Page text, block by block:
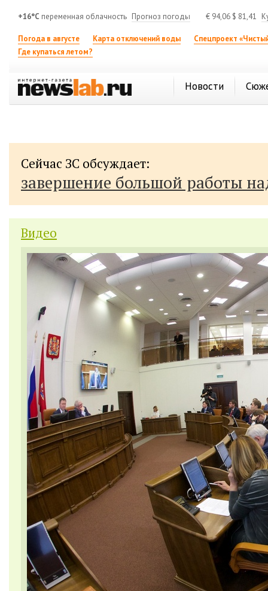
+16°C переменная облачность Прогноз погоды € 94,06 $ 81,41
Погода в августе Карта отключений воды
Спецпроект
Где купаться летом?
Новости
Сейчас ЗС обсуждает:
завершение большой работы
Видео